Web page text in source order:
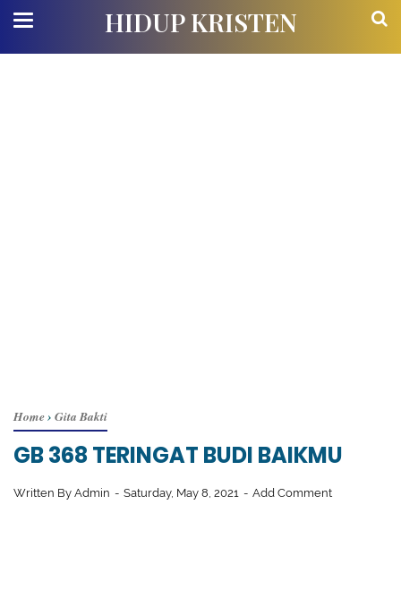
HIDUP KRISTEN
Home› Gita Bakti
GB 368 TERINGAT BUDI BAIKMU
Written By Admin Saturday, May 8, 2021 Add Comment